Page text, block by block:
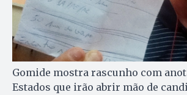
Gomide mostra rascunho com
Estados que irão abrir mão de